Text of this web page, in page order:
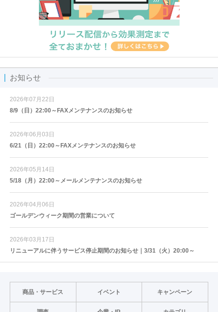
お知らせ
2026年07月22日
8/9（日）22:00～FAXメンテナンスのお知らせ
2026年06月03日
6/21（日）22:00～FAXメンテナンスのお知らせ
2026年05月14日
5/18（月）22:00～メールメンテナンスのお知らせ
2026年04月06日
ゴールデンウィーク期間の営業について
2026年03月17日
リニューアルに伴うサービス停止期間のお知らせ｜3/31（火）20:00～
商品・サービス イベント キャンペーン